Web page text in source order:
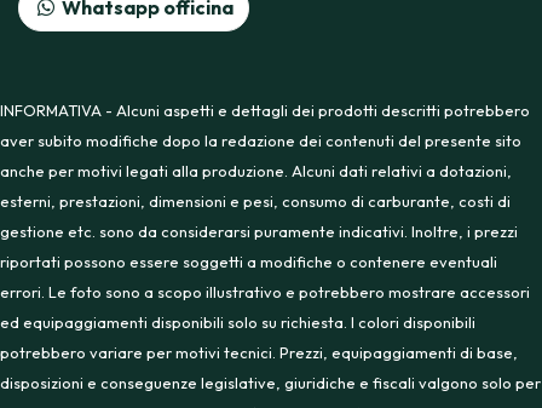
Whatsapp officina
INFORMATIVA - Alcuni aspetti e dettagli dei prodotti descritti potrebbero
aver subito modifiche dopo la redazione dei contenuti del presente sito
anche per motivi legati alla produzione. Alcuni dati relativi a dotazioni,
esterni, prestazioni, dimensioni e pesi, consumo di carburante, costi di
gestione etc. sono da considerarsi puramente indicativi. Inoltre, i prezzi
riportati possono essere soggetti a modifiche o contenere eventuali
errori. Le foto sono a scopo illustrativo e potrebbero mostrare accessori
ed equipaggiamenti disponibili solo su richiesta. I colori disponibili
potrebbero variare per motivi tecnici. Prezzi, equipaggiamenti di base,
disposizioni e conseguenze legislative, giuridiche e fiscali valgono solo per